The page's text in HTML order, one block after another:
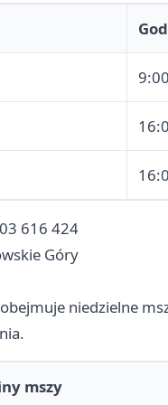
616 424
Góry
niedzielne
mszy